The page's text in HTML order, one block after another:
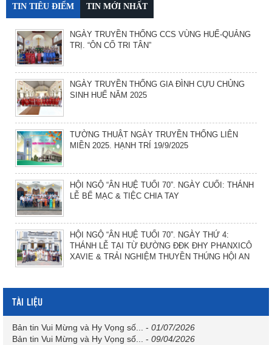
TIN TIÊU ĐIỂM TIN MỚI NHẤT
NGÀY TRUYỀN THỐNG CCS VÙNG HUẾ-QUẢNG
TRỊ. “ÔN CỐ TRI TÂN”
NGÀY TRUYỀN THỐNG GIA ĐÌNH CỰU CHỦNG
SINH HUẾ NĂM 2025
TƯỜNG THUẬT NGÀY TRUYỀN THỐNG LIÊN
MIỀN 2025. HẠNH TRÍ 19/9/2025
HỘI NGỘ “ÂN HUỆ TUỔI 70”. NGÀY CUỐI: THÁNH
LỄ BẾ MẠC & TIỆC CHIA TAY
HỘI NGỘ “ÂN HUỆ TUỔI 70”. NGÀY THỨ 4:
THÁNH LỄ TẠI TỪ ĐƯỜNG ĐĐK ĐHY PHANXICÔ
XAVIE & TRẢI NGHIỆM THUYỀN THÚNG HỘI AN
TÀI LIỆU
Bản tin Vui Mừng và Hy Vọng số... - 01/07/2026
Bản tin Vui Mừng và Hy Vọng số...
- 09/04/2026